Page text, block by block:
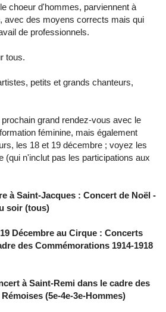
choeur d'hommes, parviennent à
avec des moyens corrects mais qui
de professionnels.
tous.
petits et grands chanteurs,
grand rendez-vous avec le
féminine, mais également
les 18 et 19 décembre ; voyez les
(qui n'inclut pas les participations aux
à Saint-Jacques : Concert de Noël -
soir (tous)
Décembre au Cirque : Concerts
des Commémorations 1914-1918
à Saint-Remi dans le cadre des
(5e-4e-3e-Hommes)